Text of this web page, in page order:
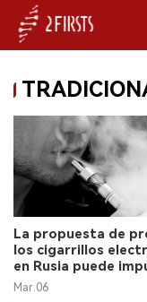
INICIO
EMPRESA
PRODUCTO
REGULACIÓN
CHINA
La propuesta de
los cigarrillos
en Rusia puede
consumo de
Mar.06